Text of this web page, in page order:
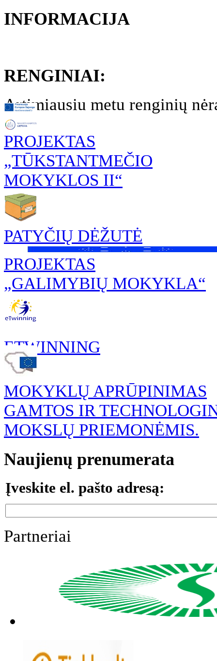
INFORMACIJA
RENGINIAI:
Artimiausiu metu renginių
PROJEKTAS
„TŪKSTANTMEČIO
MOKYKLOS II“
PATYČIŲ DĖŽUTĖ
PROJEKTAS
„GALIMYBIŲ MOKYKLA“
ETWINNING
MOKYKLŲ APRŪPINIMAS
GAMTOS IR
MOKSLŲ PRIEMONĖMIS.
Naujienų prenumerata
Įveskite el. pašto adresą:
Partneriai